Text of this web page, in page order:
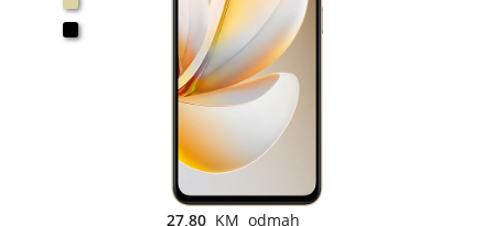
27,80 KM odmah